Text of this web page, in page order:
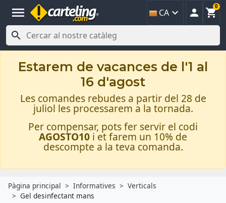
menu CA   
0

Estarem de vacances de l'1 al
16 d'agost
Les comandes rebudes a partir del 28 de
juliol les processarem a la tornada.
Per compensar, pots fer servir el codi
AGOSTO10 i et farem un 10% de
descompte a la teva comanda.
Pàgina principal Informatives
Verticals
Gel desinfectant mans